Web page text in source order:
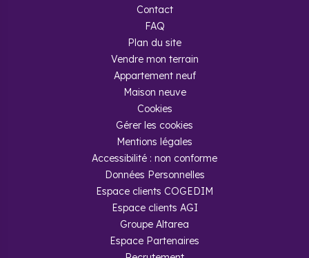
Contact
FAQ
Plan du site
Vendre mon terrain
Appartement neuf
Maison neuve
Cookies
Gérer les cookies
Mentions légales
Accessibilité : non conforme
Données Personnelles
Espace clients COGEDIM
Espace clients AGI
Groupe Altarea
Espace Partenaires